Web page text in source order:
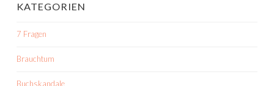
KATEGORIEN
7 Fragen
Brauchtum
Buchskandale